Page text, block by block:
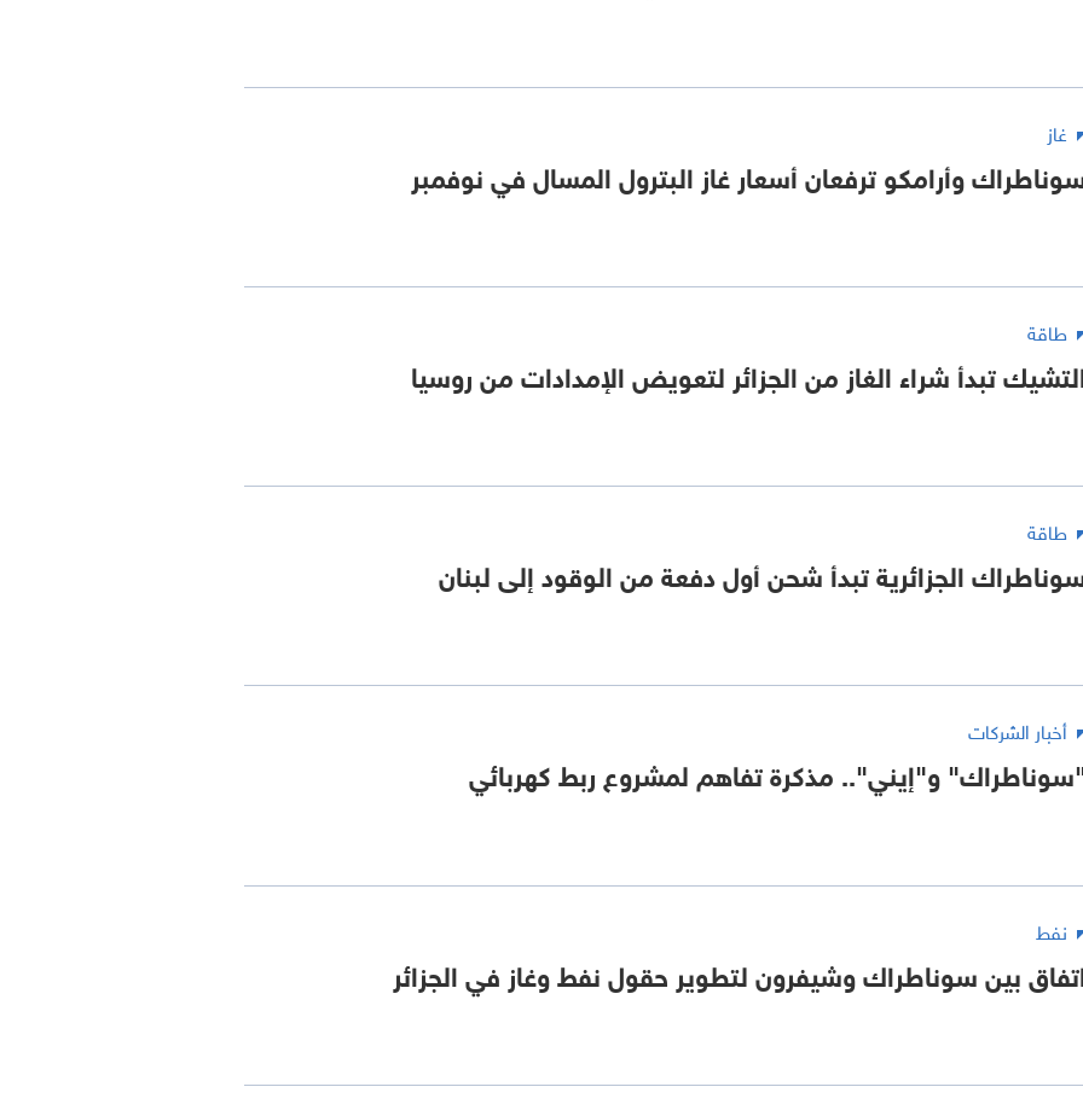
غاز
وأرامكو ترفعان أسعار غاز البترول المسال في نوفمبر
طاقة
تبدأ شراء الغاز من الجزائر لتعويض الإمدادات من روسيا
طاقة
الجزائرية تبدأ شحن أول دفعة من الوقود إلى لبنان
أخبار الشركات
و"إيني".. مذكرة تفاهم لمشروع ربط كهربائي
نفط
بين سوناطراك وشيفرون لتطوير حقول نفط وغاز في الجزائر